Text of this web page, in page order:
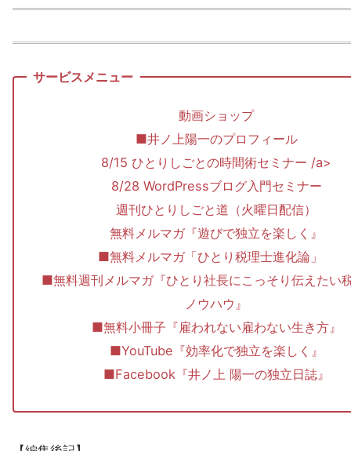
動画ショップ
■井ノ上陽一のプロフィール
8/15 ひとりしごとの時間術セミナー /a>
8/28 WordPressブログ入門セミナー
週刊ひとりしごと道（火曜日配信）
無料メルマガ『遊びで独立を楽しく』
■無料メルマガ「ひとり税理士進化論」
■無料週刊メルマガ『ひとり社長にこっそり伝えたい
ノウハウ』
■無料小冊子『雇われない雇わない生き方』
■YouTube『効率化で独立を楽しく』
■Facebook『井ノ上 陽一の独立日誌』